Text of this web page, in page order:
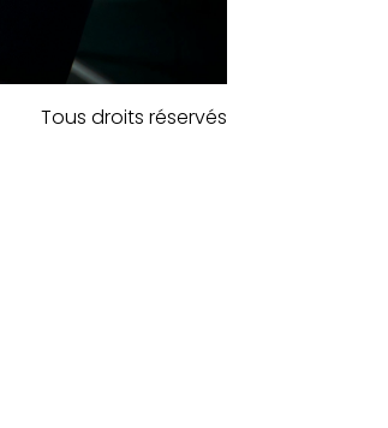
Tous droits réservés